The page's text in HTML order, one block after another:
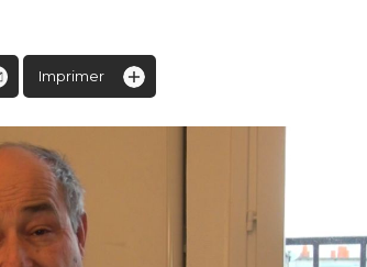
Imprimer